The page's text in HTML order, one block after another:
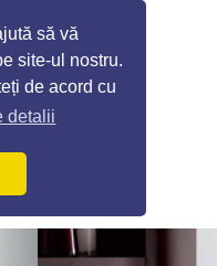
să vă
site-ul nostru.
de acord cu
detalii